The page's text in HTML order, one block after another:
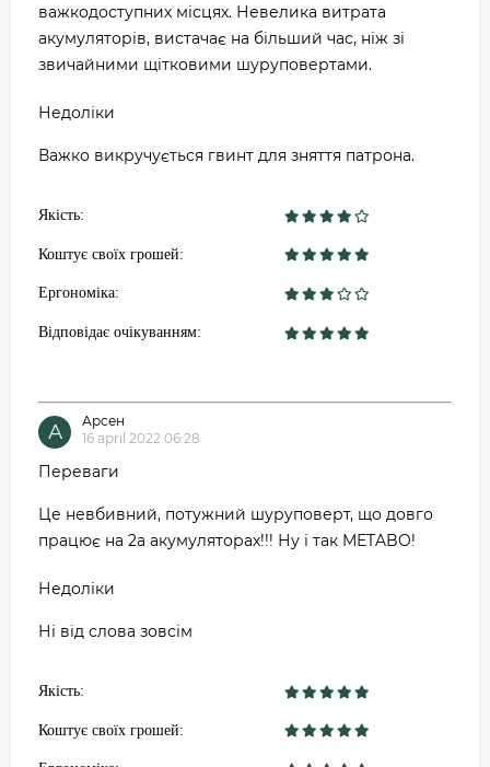
важкодоступних місцях. Невелика витрата
акумуляторів, вистачає на більший час, ніж зі
звичайними щітковими шуруповертами.
Недоліки
Важко викручується гвинт для зняття патрона.
Якість:
Коштує своїх грошей:
Ергономіка:
Відповідає очікуванням:
А
Арсен
16 april 2022 06:28
Переваги
Це невбивний, потужний шуруповерт, що довго
працює на 2а акумуляторах!!! Ну і так METABO!
Недоліки
Ні від слова зовсім
Якість:
Коштує своїх грошей: